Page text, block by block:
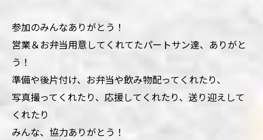
参加のみんなありがとう！
営業＆お弁当用意してくれてたパートサン達、ありがと
う！
準備や後片付け、お弁当や飲み物配ってくれたり、
写真撮ってくれたり、応援してくれたり、送り迎えして
くれたり
みんな、協力ありがとう！